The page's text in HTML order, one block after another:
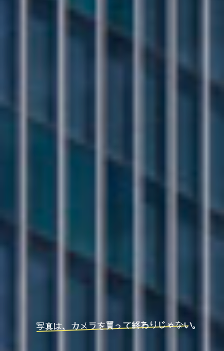
写真は、カメラを買って終わりじゃない。